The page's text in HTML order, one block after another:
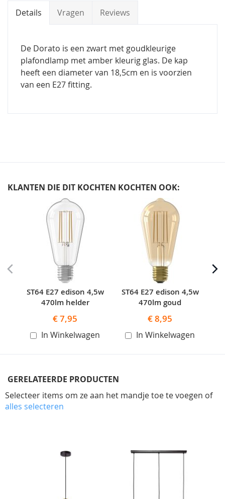
Details Vragen Reviews
De Dorato is een zwart met goudkleurige
plafondlamp met amber kleurig glas. De kap
heeft een diameter van 18,5cm en is voorzien
van een E27 fitting.
KLANTEN DIE DIT KOCHTEN KOCHTEN OOK:
carousel
ST64 E27 edison 4,5w
470lm helder
€ 7,95
In Winkelwagen
ST64 E27 edison 4,5w
470lm goud
€ 8,95
In Winkelwagen
GERELATEERDE PRODUCTEN
Selecteer items om ze aan het mandje toe te voegen of
alles selecteren